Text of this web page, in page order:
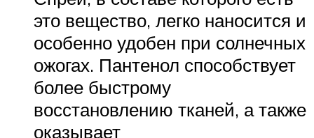
это вещество, легко наносится и
особенно удобен при солнечных
ожогах. Пантенол способствует
более быстрому
восстановлению тканей, а также
оказывает